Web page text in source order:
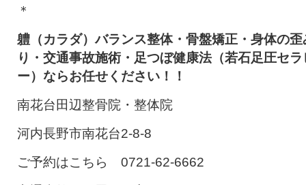
＊
軆（カラダ）バランス整体・骨盤矯正・身体の
り・交通事故施術・足つぼ健康法（若石足圧セ
ー）ならお任せください！！
南花台田辺整骨院・整体院
河内長野市南花台2-8-8
ご予約はこちら 0721-62-6662